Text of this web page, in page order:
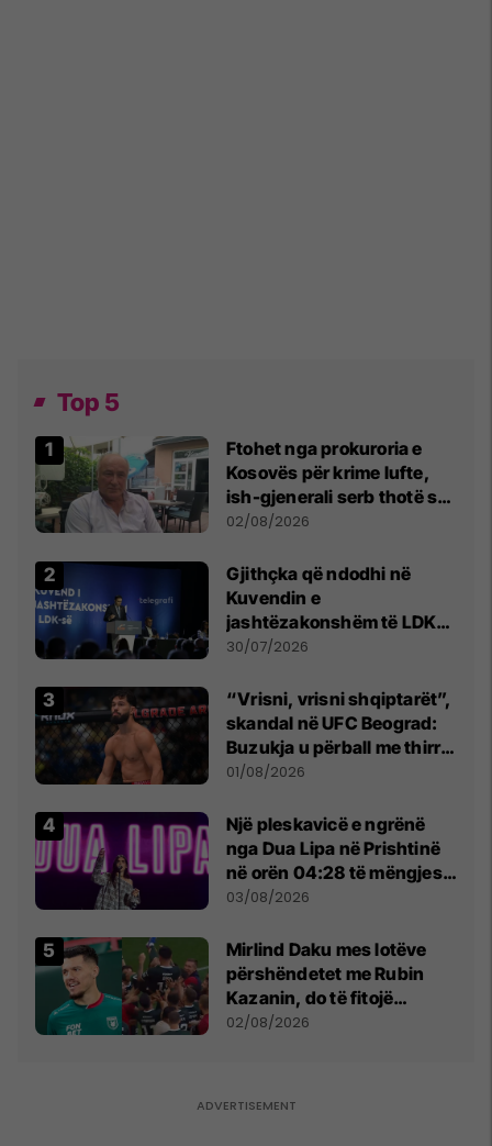
Top 5
Ftohet nga prokuroria e
Kosovës për krime lufte,
ish-gjenerali serb thotë se
dikush e tradhtoi në
02/08/2026
Gjithçka që ndodhi në
Kuvendin e
jashtëzakonshëm të LDK-
së
30/07/2026
“Vrisni, vrisni shqiptarët”,
skandal në UFC Beograd:
Buzukja u përball me thirrje
anti-shqiptare nga
01/08/2026
Një pleskavicë e ngrënë
nga Dua Lipa në Prishtinë
në orën 04:28 të mëngjesit
- dhe bota digjitale serbe
03/08/2026
Mirlind Daku mes lotëve
përshëndetet me Rubin
Kazanin, do të fitojë
miliona te Spartak Moska
02/08/2026